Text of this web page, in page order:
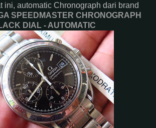
ini, automatic Chronograph dari brand
SPEEDMASTER CHRONOGRAPH
DIAL - AUTOMATIC